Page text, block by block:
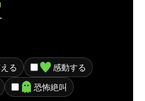
る
感動する
恐怖絶叫